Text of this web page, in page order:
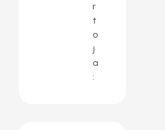
r
t
o
j
a
: